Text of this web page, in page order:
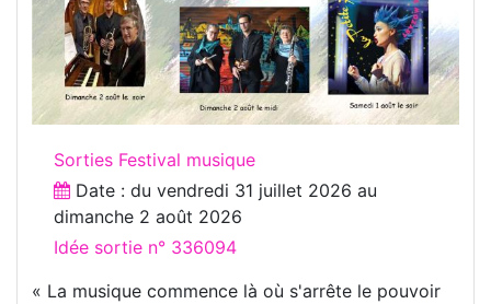
Sorties Festival musique
Date : du vendredi 31 juillet 2026 au
dimanche 2 août 2026
Idée sortie n° 336094
« La musique commence là où s'arrête le pouvoir